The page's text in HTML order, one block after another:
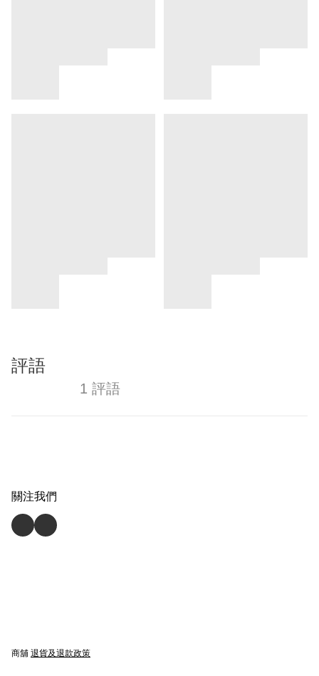
評語
1 評語
關注我們
商舖 退貨及退款政策